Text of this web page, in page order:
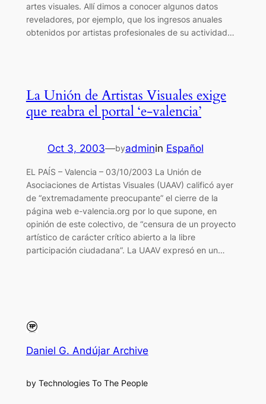
artes visuales. Allí dimos a conocer algunos datos
reveladores, por ejemplo, que los ingresos anuales
obtenidos por artistas profesionales de su actividad…
La Unión de Artistas Visuales exige
que reabra el portal ‘e-valencia’
Oct 3, 2003—byadminin Español
EL PAÍS – Valencia – 03/10/2003 La Unión de
Asociaciones de Artistas Visuales (UAAV) calificó ayer
de “extremadamente preocupante” el cierre de la
página web e-valencia.org por lo que supone, en
opinión de este colectivo, de “censura de un proyecto
artístico de carácter crítico abierto a la libre
participación ciudadana”. La UAAV expresó en un…
Daniel G. Andújar Archive
by Technologies To The People